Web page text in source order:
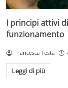
I principi attivi
funzionamento
Francesca Testa
Leggi di più